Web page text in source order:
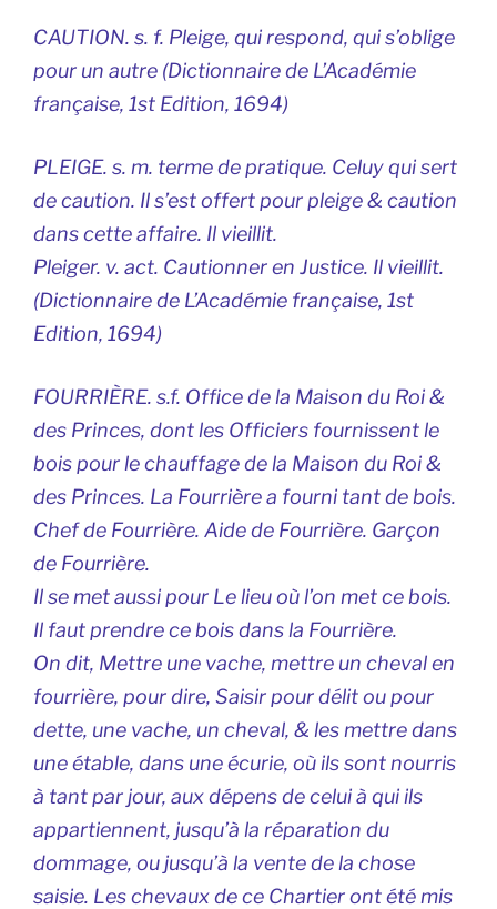
CAUTION. s. f. Pleige, qui respond, qui s’oblige
pour un autre (Dictionnaire de L’Académie
française, 1st Edition, 1694)
PLEIGE. s. m. terme de pratique. Celuy qui sert
de caution. Il s’est offert pour pleige & caution
dans cette affaire. Il vieillit.
Pleiger. v. act. Cautionner en Justice. Il vieillit.
(Dictionnaire de L’Académie française, 1st
Edition, 1694)
FOURRIÈRE. s.f. Office de la Maison du Roi &
des Princes, dont les Officiers fournissent le
bois pour le chauffage de la Maison du Roi &
des Princes. La Fourrière a fourni tant de bois.
Chef de Fourrière. Aide de Fourrière. Garçon
de Fourrière.
Il se met aussi pour Le lieu où l’on met ce bois.
Il faut prendre ce bois dans la Fourrière.
On dit, Mettre une vache, mettre un cheval en
fourrière, pour dire, Saisir pour délit ou pour
dette, une vache, un cheval, & les mettre dans
une étable, dans une écurie, où ils sont nourris
à tant par jour, aux dépens de celui à qui ils
appartiennent, jusqu’à la réparation du
dommage, ou jusqu’à la vente de la chose
saisie. Les chevaux de ce Chartier ont été mis